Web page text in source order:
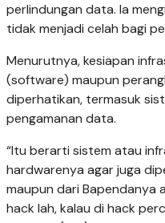
perlindungan data. Ia
tidak menjadi celah bagi
Menurutnya, kesiapan
(software) maupun
diperhatikan, termasuk
pengamanan data.
“Itu berarti sistem atau
hardwarenya agar juga
maupun dari Bapendanya
hack lah, kalau di hack